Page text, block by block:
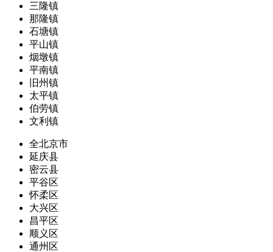
三隆镇
那隆镇
石塘镇
平山镇
烟墩镇
平南镇
旧州镇
太平镇
伯劳镇
文利镇
全北京市
延庆县
密云县
平谷区
怀柔区
大兴区
昌平区
顺义区
通州区